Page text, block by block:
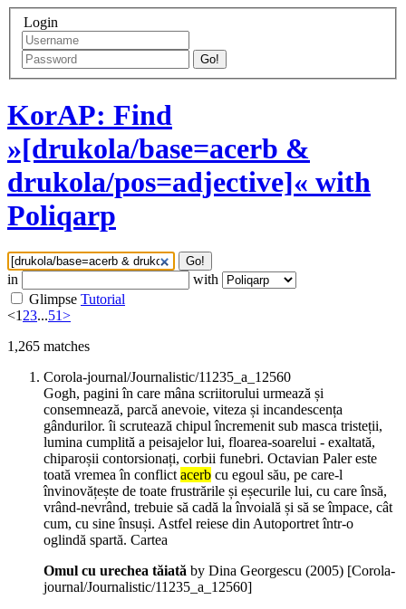
Login
Go!
KorAP: Find
»[drukola/base=acerb &
drukola/pos=adjective]« with
Poliqarp
Go!
in
with
Glimpse Tutorial
<123...51>
1,265 matches
Corola-journal/Journalistic/11235_a_12560
Gogh, pagini în care mâna scriitorului urmează și
consemnează, parcă anevoie, viteza și incandescența
gândurilor. îi scrutează chipul încremenit sub masca tristeții,
lumina cumplită a peisajelor lui, floarea-soarelui - exaltată,
chiparoșii contorsionați, corbii funebri. Octavian Paler este
toată vremea în conflictacerb cu egoul său, pe care-l
învinovățește de toate frustrările și eșecurile lui, cu care însă,
vrând-nevrând, trebuie să cadă la învoială și să se împace, cât
cum, cu sine însuși. Astfel reiese din Autoportret într-o
oglindă spartă. Cartea
Omul cu urechea tăiată by Dina Georgescu (2005) [Corola-
journal/Journalistic/11235_a_12560]